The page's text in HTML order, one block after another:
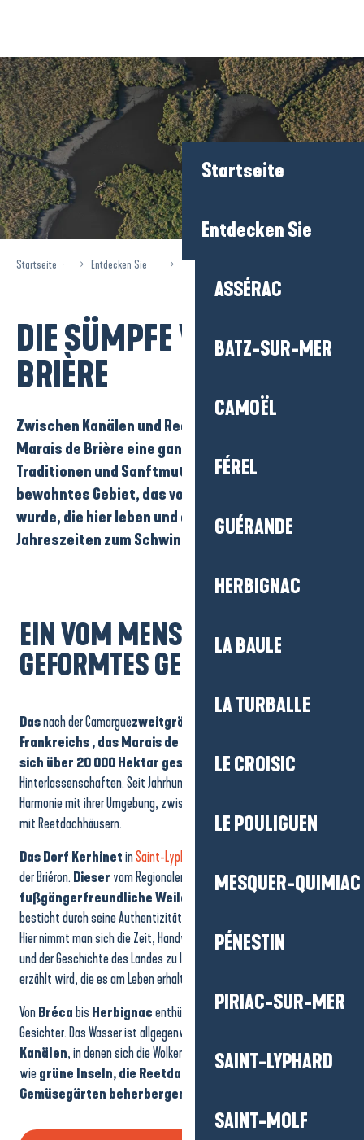
principal
Startseite
Entdecken Sie
ASSÉRAC
BATZ-SUR-MER
CAMOËL
FÉREL
GUÉRANDE
HERBIGNAC
LA BAULE
LA TURBALLE
LE CROISIC
LE POULIGUEN
MESQUER-QUIMIAC
PÉNESTIN
PIRIAC-SUR-MER
SAINT-LYPHARD
SAINT-MOLF
Startseite Entdecken Sie Die Sümpfe von Brière
DIE SÜMPFE VON
BRIÈRE
Ajouter
Zwischen Kanälen und Reetdachhäusern
Marais de Brière eine ganz eigene Welt, die von
Traditionen und Sanftmut
geprägt ist. Es ist ein
bewohntes Gebiet, das von den Menschen geformt
wurde, die hier leben und es im Rhythmus der
Jahreszeiten zum Schwingen bringen.
EIN VOM MENSCHEN
GEFORMTES GEBIET
Dasnach der Camarguezweitgrößte Sumpfgebiet
Frankreichs, das Marais de Grande Brière, erstreckt
sich über 20 000 Hektar geschützter Naturund lebendiger
Hinterlassenschaften. Seit Jahrhunderten leben die Menschen hier in
Harmonie mit ihrer Umgebung, zwischen Kanälen, Wiesen und Dörfern
mit Reetdachhäusern.
Das Dorf KerhinetinSaint-Lyphard
der Briéron. Dieser vom Regionalen Naturpark Brière restaurierte,
fußgängerfreundliche Weiler inmitten der Natur
besticht durch seine Authentizität und seine strohgedeckten Häuser.
Hier nimmt man sich die Zeit, Handwerker und Produzenten zu treffen
und der Geschichte des Landes zu lauschen, die von den Menschen
erzählt wird, die es am Leben erhalten.
VonBréca bis Herbignacenthüllt die Brière ihre zahlreichen
Gesichter. Das Wasser ist allgegenwärtig und bildet
Kanälen, in denen sich die Wolken spiegeln. Die Hügel erheben sich
wiegrüne Inseln, die Reetdachhäuser und
Gemüsegärten beherbergen